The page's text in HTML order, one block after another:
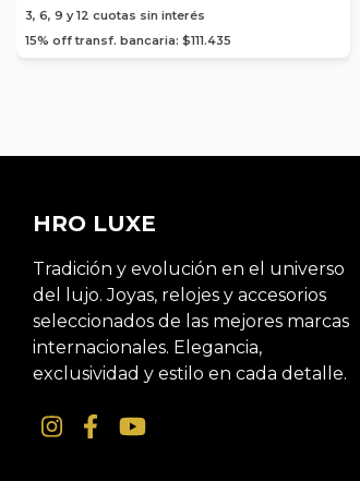
3, 6, 9 y 12 cuotas sin interés
15% off transf. bancaria: $111.435
HRO LUXE
Tradición y evolución en el universo
del lujo. Joyas, relojes y accesorios
seleccionados de las mejores marcas
internacionales. Elegancia,
exclusividad y estilo en cada detalle.